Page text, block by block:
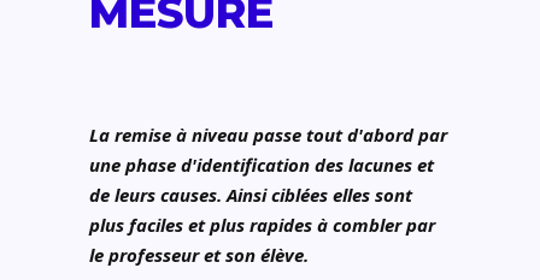
MESURE
La remise à niveau passe tout d'abord par
une phase d'identification des lacunes et
de leurs causes. Ainsi ciblées elles sont
plus faciles et plus rapides à combler par
le professeur et son élève.